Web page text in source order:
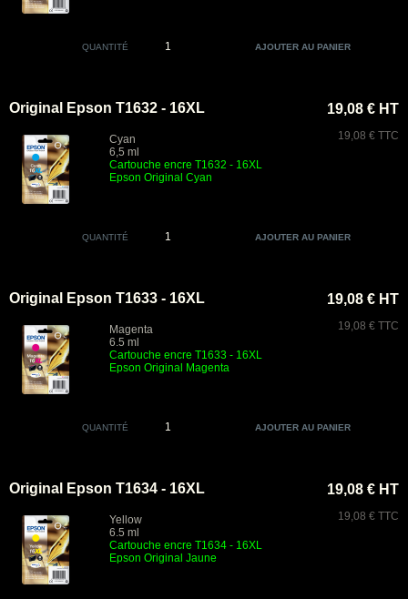
QUANTITÉ
Original Epson T1632 - 16XL
Cyan
6,5 ml
Cartouche encre T1632 - 16XL
Epson Original Cyan
19,08 € HT
19,08 € TTC
QUANTITÉ
Original Epson T1633 - 16XL
Magenta
6.5 ml
Cartouche encre T1633 - 16XL
Epson Original Magenta
19,08 € HT
19,08 € TTC
QUANTITÉ
Original Epson T1634 - 16XL
Yellow
6.5 ml
Cartouche encre T1634 - 16XL
Epson Original Jaune
19,08 € HT
19,08 € TTC